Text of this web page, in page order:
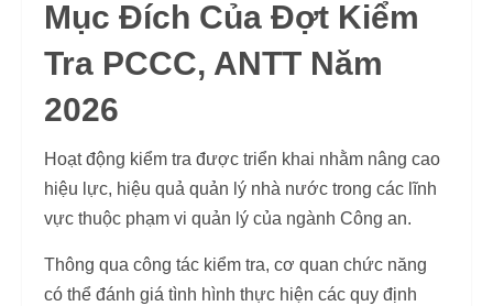
Mục Đích Của Đợt Kiểm
Tra PCCC, ANTT Năm
2026
Hoạt động kiểm tra được triển khai nhằm nâng cao
hiệu lực, hiệu quả quản lý nhà nước trong các lĩnh
vực thuộc phạm vi quản lý của ngành Công an.
Thông qua công tác kiểm tra, cơ quan chức năng
có thể đánh giá tình hình thực hiện các quy định